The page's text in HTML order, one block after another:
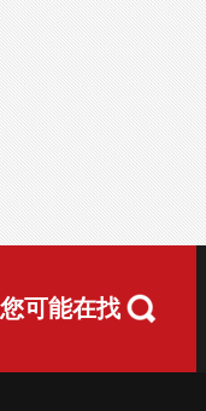
您可能在找